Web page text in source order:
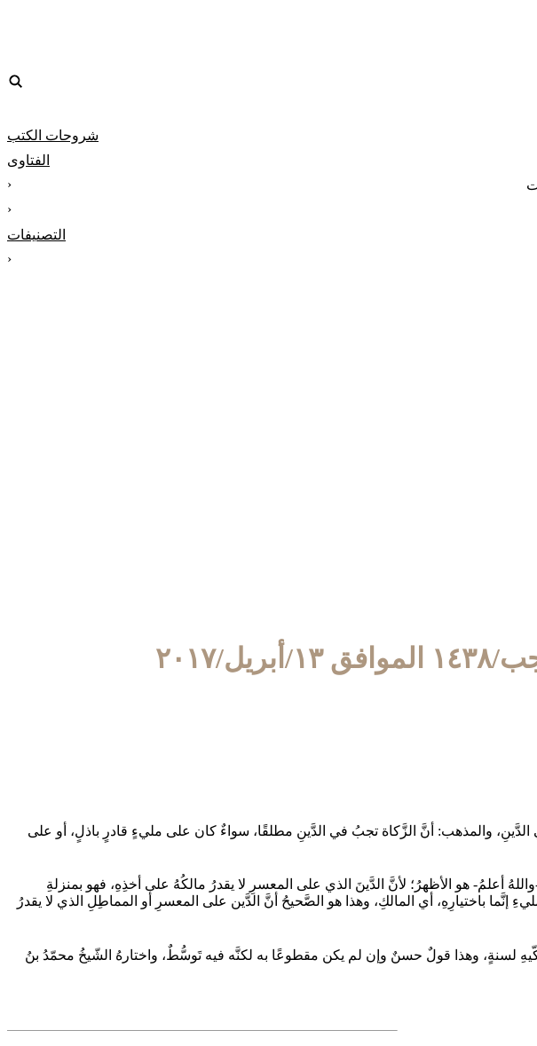
شروحات الكتب
الفتاوى
‹
‹
التصنيفات
‹
والمذهب: أنَّ الزَّكاة تجبُ في الدَّينِ مطلقًا، سواءٌ كان على مليءٍ قادرٍ باذلٍ، أو على
أعلمُ- هو الأظهرُ؛ لأنَّ الدَّينَ الذي على المعسرِ لا يقدرُ مالكُهُ على أخذِهِ، فهو بمنزلةِ
إنَّما باختيارِهِ، أي المالكِ، وهذا هو الصَّحيحُ أنَّ الدَّين على المعسرِ أو المماطِلِ الذي لا يقدرُ
لسنةٍ، وهذا قولٌ حسنٌ وإن لم يكن مقطوعًا به لكنَّه فيه تَوسُّطٌ، واختارهُ الشّيخُ محمّدُ بنُ